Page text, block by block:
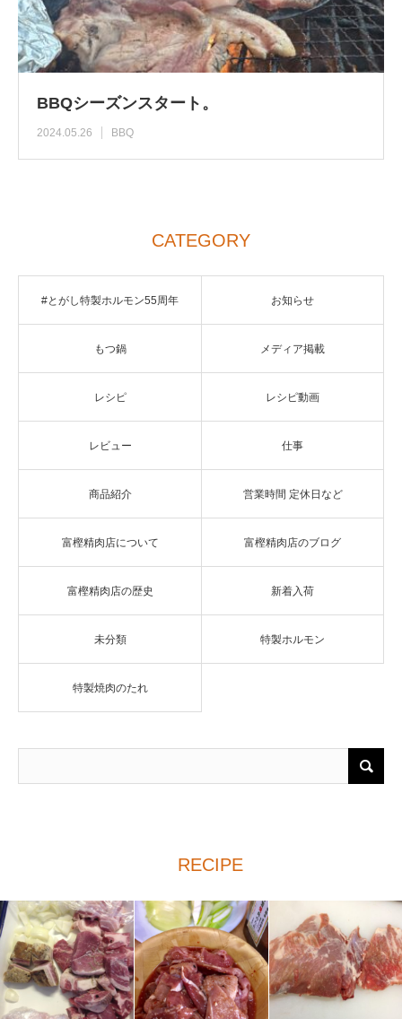
BBQシーズンスタート。
2024.05.26 BBQ
CATEGORY
#とがし特製ホルモン55周年 お知らせ
もつ鍋 メディア掲載
レシピ レシピ動画
レビュー 仕事
商品紹介 営業時間 定休日など
富樫精肉店について 富樫精肉店のブログ
富樫精肉店の歴史 新着入荷
未分類 特製ホルモン
特製焼肉のたれ
RECIPE